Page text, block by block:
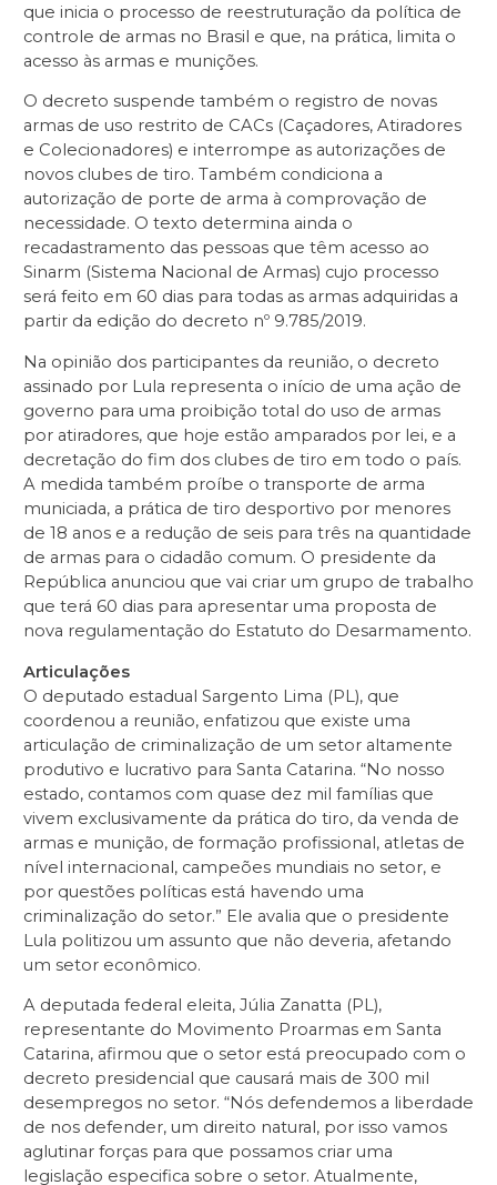
que inicia o processo de reestruturação da política de
controle de armas no Brasil e que, na prática, limita o
acesso às armas e munições.
O decreto suspende também o registro de novas
armas de uso restrito de CACs (Caçadores, Atiradores
e Colecionadores) e interrompe as autorizações de
novos clubes de tiro. Também condiciona a
autorização de porte de arma à comprovação de
necessidade. O texto determina ainda o
recadastramento das pessoas que têm acesso ao
Sinarm (Sistema Nacional de Armas) cujo processo
será feito em 60 dias para todas as armas adquiridas a
partir da edição do decreto nº 9.785/2019.
Na opinião dos participantes da reunião, o decreto
assinado por Lula representa o início de uma ação de
governo para uma proibição total do uso de armas
por atiradores, que hoje estão amparados por lei, e a
decretação do fim dos clubes de tiro em todo o país.
A medida também proíbe o transporte de arma
municiada, a prática de tiro desportivo por menores
de 18 anos e a redução de seis para três na quantidade
de armas para o cidadão comum. O presidente da
República anunciou que vai criar um grupo de trabalho
que terá 60 dias para apresentar uma proposta de
nova regulamentação do Estatuto do Desarmamento.
Articulações
O deputado estadual Sargento Lima (PL), que
coordenou a reunião, enfatizou que existe uma
articulação de criminalização de um setor altamente
produtivo e lucrativo para Santa Catarina. “No nosso
estado, contamos com quase dez mil famílias que
vivem exclusivamente da prática do tiro, da venda de
armas e munição, de formação profissional, atletas de
nível internacional, campeões mundiais no setor, e
por questões políticas está havendo uma
criminalização do setor.” Ele avalia que o presidente
Lula politizou um assunto que não deveria, afetando
um setor econômico.
A deputada federal eleita, Júlia Zanatta (PL),
representante do Movimento Proarmas em Santa
Catarina, afirmou que o setor está preocupado com o
decreto presidencial que causará mais de 300 mil
desempregos no setor. “Nós defendemos a liberdade
de nos defender, um direito natural, por isso vamos
aglutinar forças para que possamos criar uma
legislação especifica sobre o setor. Atualmente,